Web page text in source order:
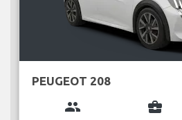
PEUGEOT 208
group business_center